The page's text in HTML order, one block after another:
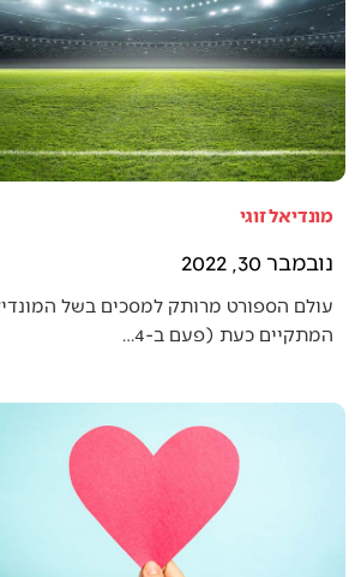
מונדיאל זוגי
נובמבר 30, 2022
עולם הספורט מרותק למסכים בשל
המתקיים כעת (פעם ב-4…